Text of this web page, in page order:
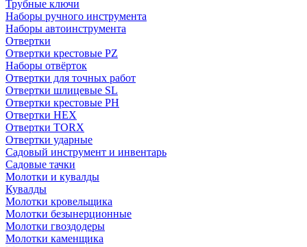
Трубные ключи
Наборы ручного инструмента
Наборы автоинструмента
Отвертки
Отвертки крестовые PZ
Наборы отвёрток
Отвертки для точных работ
Отвертки шлицевые SL
Отвертки крестовые PH
Отвертки HEX
Отвертки TORX
Отвертки ударные
Садовый инструмент и инвентарь
Садовые тачки
Молотки и кувалды
Кувалды
Молотки кровельщика
Молотки безынерционные
Молотки гвоздодеры
Молотки каменщика